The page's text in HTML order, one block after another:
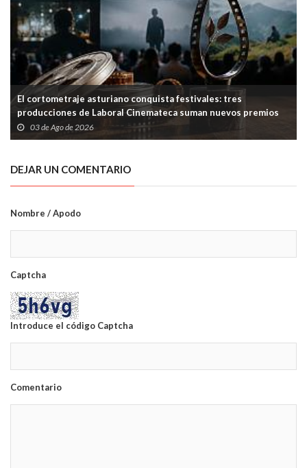
El cortometraje asturiano conquista festivales: tres
producciones de Laboral Cinemateca suman nuevos premios
03 de Ago de 2026
DEJAR UN COMENTARIO
Nombre / Apodo
Captcha
Introduce el código Captcha
Comentario